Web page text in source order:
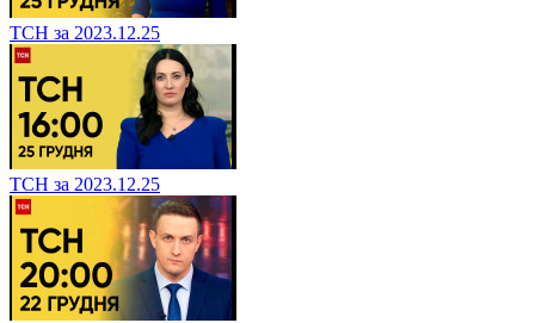
ТСН за 2023.12.25
ТСН за 2023.12.25